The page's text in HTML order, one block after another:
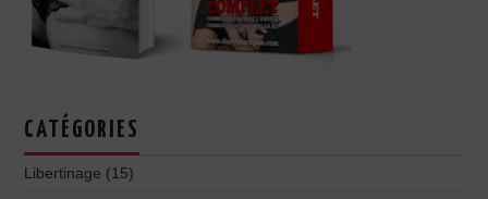
CATÉGORIES
Libertinage (15)